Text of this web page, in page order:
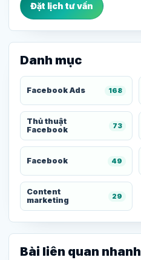
Đặt lịch tư vấn
Danh mục
Facebook Ads 168
Thủ thuật
Facebook
73
Facebook 49
Content
marketing
29
Bài liên quan nhanh